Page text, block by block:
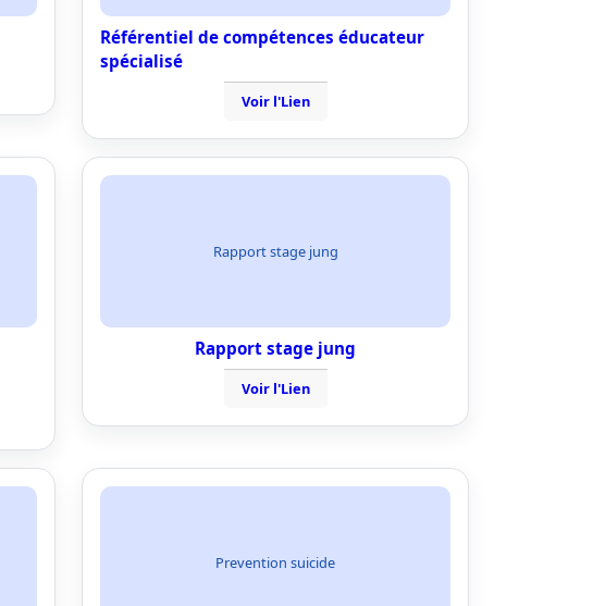
Référentiel de compétences éducateur
spécialisé
Voir l'Lien
Rapport stage jung
Rapport stage jung
Voir l'Lien
Prevention suicide